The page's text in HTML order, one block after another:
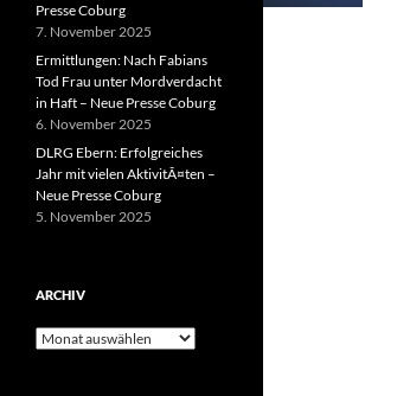
Presse Coburg
7. November 2025
Ermittlungen: Nach Fabians
Tod Frau unter Mordverdacht
in Haft – Neue Presse Coburg
6. November 2025
DLRG Ebern: Erfolgreiches
Jahr mit vielen AktivitÃ¤ten –
Neue Presse Coburg
5. November 2025
ARCHIV
Archiv